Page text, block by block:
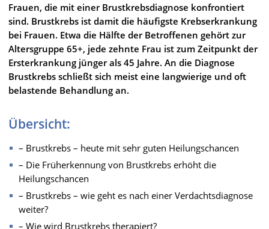
Frauen, die mit einer Brustkrebsdiagnose konfrontiert
sind. Brustkrebs ist damit die häufigste Krebserkrankung
bei Frauen. Etwa die Hälfte der Betroffenen gehört zur
Altersgruppe 65+, jede zehnte Frau ist zum Zeitpunkt der
Ersterkrankung jünger als 45 Jahre. An die Diagnose
Brustkrebs schließt sich meist eine langwierige und oft
belastende Behandlung an.
Übersicht:
– Brustkrebs – heute mit sehr guten Heilungschancen
– Die Früherkennung von Brustkrebs erhöht die
Heilungschancen
– Brustkrebs – wie geht es nach einer Verdachtsdiagnose
weiter?
– Wie wird Brustkrebs therapiert?